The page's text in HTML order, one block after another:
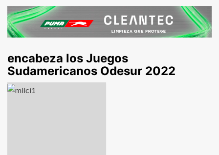
encabeza los Juegos
Sudamericanos Odesur 2022